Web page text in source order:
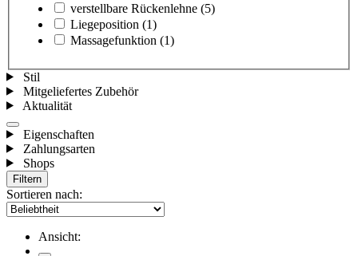
verstellbare Rückenlehne (5)
Liegeposition (1)
Massagefunktion (1)
Stil
Mitgeliefertes Zubehör
Aktualität
Eigenschaften
Zahlungsarten
Shops
Filtern
Sortieren nach:
Ansicht: